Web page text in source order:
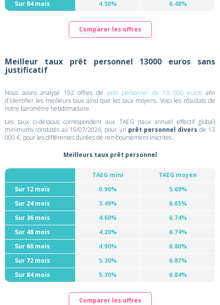
Sur 84 mois 4.50% 6.48%
Comparer les offres
Meilleur taux prêt personnel 13000 euros sans
justificatif
Nous avons analysé 192 offres de prêt personnel de 13 000 euros afin
d'identifier les meilleurs taux ainsi que les taux moyens. Voici les résultats de
notre baromètre hebdomadaire.
Les taux ci-dessous correspondent aux TAEG (taux annuel effectif global)
minimums constatés au 19/07/2026, pour un prêt personnel divers de 13
000 €, pour les différentes durées de remboursement inscrites.
Meilleurs taux prêt personnel
TAEG mini
TAEG moyen
Sur 12 mois
0.90%
5.69%
Sur 24 mois
3.49%
6.65%
Sur 36 mois
4.60%
6.74%
Sur 48 mois
4.20%
6.74%
Sur 60 mois
4.90%
6.80%
Sur 72 mois
5.30%
6.87%
Sur 84 mois
5.30% 6.84%
Comparer les offres